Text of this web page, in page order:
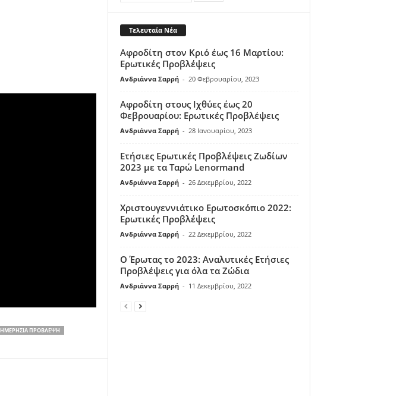
ΗΜΕΡΉΣΙΑ ΠΡΌΒΛΕΨΗ
Τελευταία Νέα
Αφροδίτη στον Κριό έως 16 Μαρτίου:
Ερωτικές Προβλέψεις
Ανδριάννα Σαρρή - 20 Φεβρουαρίου, 2023
Αφροδίτη στους Ιχθύες έως 20
Φεβρουαρίου: Ερωτικές Προβλέψεις
Ανδριάννα Σαρρή - 28 Ιανουαρίου, 2023
Ετήσιες Ερωτικές Προβλέψεις Ζωδίων
2023 με τα Ταρώ Lenormand
Ανδριάννα Σαρρή - 26 Δεκεμβρίου, 2022
Χριστουγεννιάτικο Ερωτοσκόπιο 2022:
Ερωτικές Προβλέψεις
Ανδριάννα Σαρρή - 22 Δεκεμβρίου, 2022
Ο Έρωτας το 2023: Αναλυτικές Ετήσιες
Προβλέψεις για όλα τα Ζώδια
Ανδριάννα Σαρρή - 11 Δεκεμβρίου, 2022